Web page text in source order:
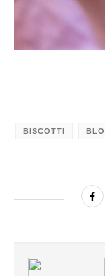
BISCOTTI